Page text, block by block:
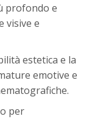
profondo e
visive e
estetica e la
emotive e
per